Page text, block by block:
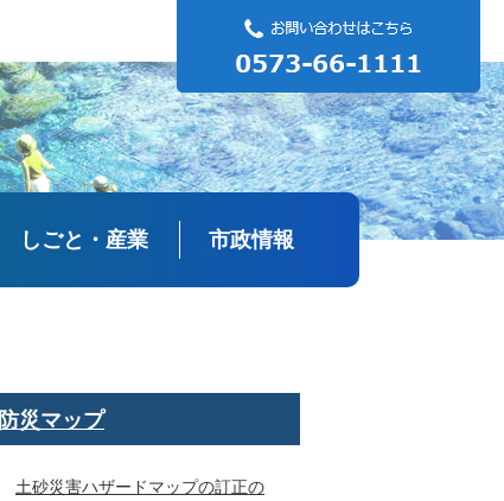
しごと・産業 市政情報
防災マップ
土砂災害ハザードマップの訂正の